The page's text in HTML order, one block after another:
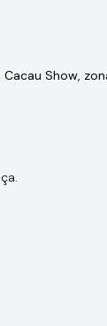
Show,
churrasqueiras,
24h e ronda